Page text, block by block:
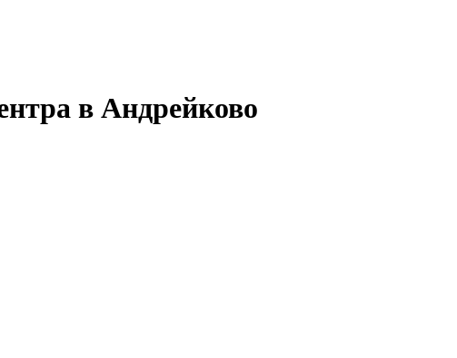
в Андрейково